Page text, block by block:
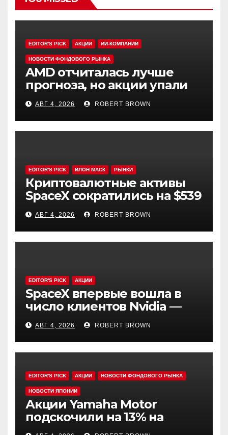
EDITOR'S PICK АКЦИИ ИИ-КОМПАНИИ
НОВОСТИ ФОНДОВОГО РЫНКА
AMD отчиталась лучше
прогноза, но акции упали
на 8% — ожидания
оказались выше
АВГ 4, 2026 ROBERT BROWN
EDITOR'S PICK ИЛОН МАСК РЫНКИ
Криптовалютные активы
SpaceX сократились на $539
млн при росте прибыли
выше прогноза
АВГ 4, 2026 ROBERT BROWN
EDITOR'S PICK АКЦИИ
SpaceX впервые вошла в
число клиентов Nvidia —
реакция рынка на новое
соглашение
АВГ 4, 2026 ROBERT BROWN
EDITOR'S PICK АКЦИИ НОВОСТИ ФОНДОВОГО РЫНКА
НОВОСТИ ЯПОНИИ
Акции Yamaha Motor
подскочили на 13% на
рекордном полугодии